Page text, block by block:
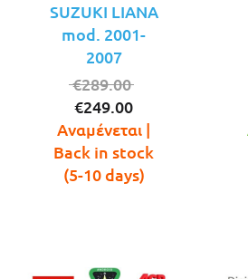
SUZUKI LIANA
mod. 2001-
2007
€289.00
was:
€289.00.
€249.00
τρέχουσα
τιμή
είναι:
Αναμένεται |
Back in stock
(5-10 days)